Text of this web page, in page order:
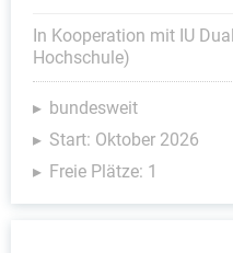
In Kooperation mit IU
Hochschule)
bundesweit
Start: Oktober 2026
Freie Plätze: 1